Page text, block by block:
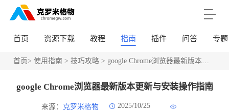
首页 资源下载 教程 指南 插件 问答 专题
首页> 使用指南 > 技巧攻略> google Chrome浏览器最新版本更新与安装操作指南
google Chrome浏览器最新版本更新与安装操作指南
来源： 克罗米格物 2025/10/25